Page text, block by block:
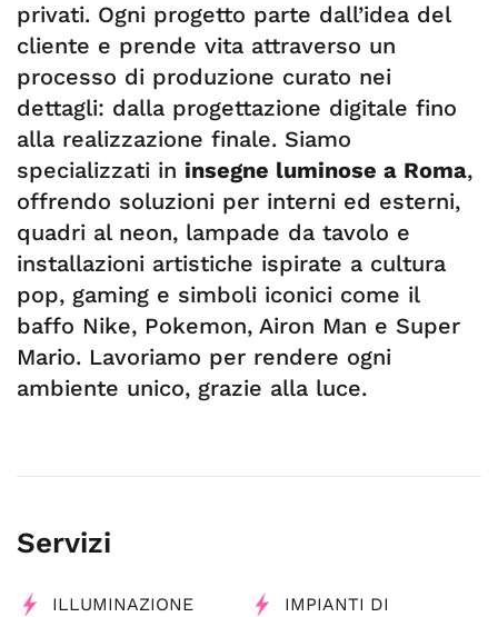
privati. Ogni progetto parte dall’idea del
cliente e prende vita attraverso un
processo di produzione curato nei
dettagli: dalla progettazione digitale fino
alla realizzazione finale. Siamo
specializzati in insegne luminose a Roma,
offrendo soluzioni per interni ed esterni,
quadri al neon, lampade da tavolo e
installazioni artistiche ispirate a cultura
pop, gaming e simboli iconici come il
baffo Nike, Pokemon, Airon Man e Super
Mario. Lavoriamo per rendere ogni
ambiente unico, grazie alla luce.
Servizi
ILLUMINAZIONE
IMPIANTI DI